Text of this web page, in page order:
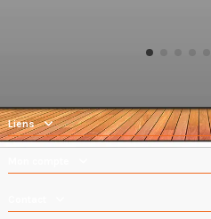
Liens